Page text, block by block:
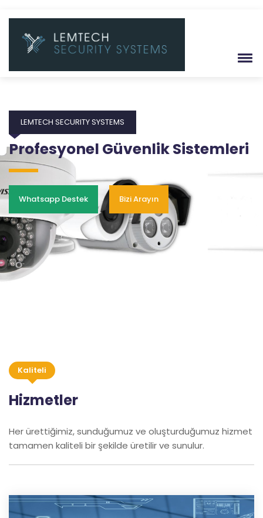
LEMTECH SECURITY SYSTEMS
Profesyonel Yangın Sistemleri
Kaliteli
Hizmetler
Her ürettiğimiz, sunduğumuz ve oluşturduğumuz hizmet
tamamen kaliteli bir şekilde üretilir ve sunulur.